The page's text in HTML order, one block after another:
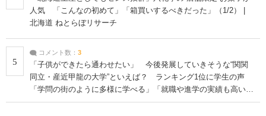
人気 「こんなの初めて」「箱買いするべきだった」（1/2） |
北海道 ねとらぼリサーチ
5
コメント数： 3
「子供ができたら通わせたい」 今後発展していきそうな“関関
同立・産近甲龍の大学”といえば？ ランキング1位に学生の声
「学問の街のように多様に学べる」「就職や進学の実績も高い」
| 大学 ねとらぼリサーチ